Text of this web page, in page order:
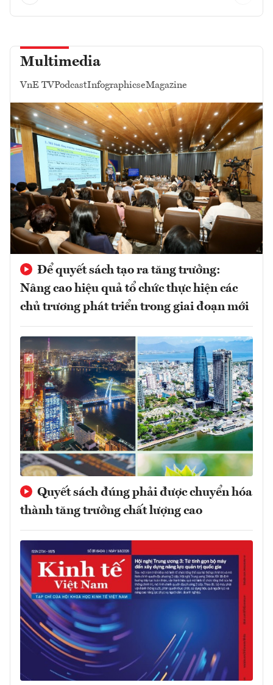
Multimedia
VnE TVPodcastInfographicseMagazine
Để quyết sách tạo ra tăng trưởng:
Nâng cao hiệu quả tổ chức thực hiện các
chủ trương phát triển trong giai đoạn mới
Quyết sách đúng phải được chuyển hóa
thành tăng trưởng chất lượng cao